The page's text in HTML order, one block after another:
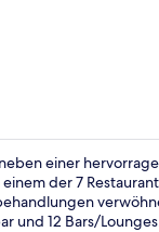
einer
der 7
und 12 Bars/